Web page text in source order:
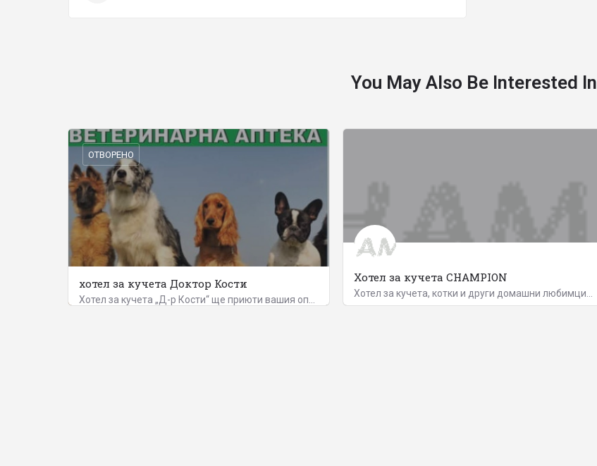
You May Also Be Interested In
хотел за кучета Доктор Кости
Хотел за кучета „Д-р Кости“ ще приюти вашия опашат любимец, като му осигури всичко необходимо за приятен и…
ОТВОРЕНО
Хотел за кучета CHAMPION
Хотел за кучета, котки и други домашни любимци CHAMPION е разположен на 12 км от центъра на гр. София. Хотела…